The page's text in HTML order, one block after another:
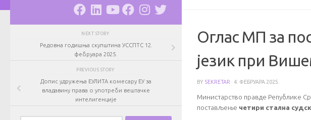
Оглас МП за
језик при
BY SEKRETAR · 4. ФЕБРУАРА 2025.
Министарство правде Републике
постављење четири стална
NEXT STORY
Редовна годишња скупштина УССПТС 12.
фебруара 2025.
PREVIOUS STORY
Допис удружења ЕУЛИТА комесару ЕУ за
владавину права o употреби вештачке
интелигенције